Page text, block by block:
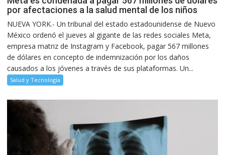
por afectaciones a la salud mental de los niños
NUEVA YORK.- Un tribunal del estado estadounidense de Nuevo
México ordenó el jueves al gigante de las redes sociales Meta,
empresa matriz de Instagram y Facebook, pagar 567 millones
de dólares en concepto de indemnización por los daños
causados a los jóvenes a través de sus plataformas. Un...
Salud y Tecnología